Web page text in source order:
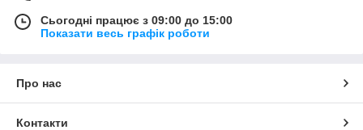
Сьогодні працює з 09:00 до 15:00
Показати весь графік роботи
Про нас
Контакти